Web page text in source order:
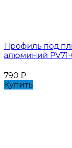
Профиль под
алюминий
790 ₽
Купить